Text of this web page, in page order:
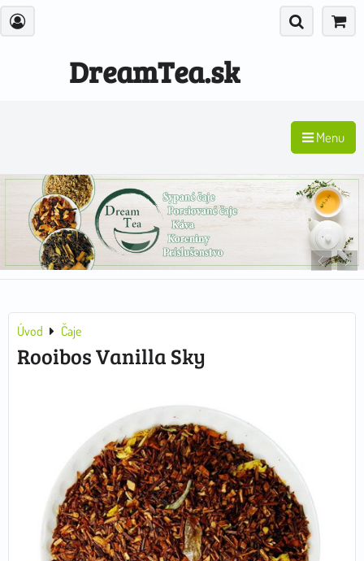
DreamTea.sk
Menu
Úvod Čaje
Rooibos Vanilla Sky